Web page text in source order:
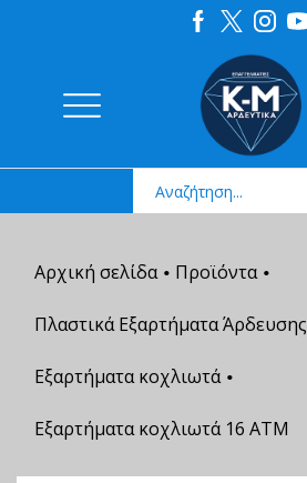
Αρχική σελίδα • Προϊόντα •
Πλαστικά Εξαρτήματα Άρδευσης
Εξαρτήματα κοχλιωτά •
Εξαρτήματα κοχλιωτά 16 ΑΤΜ